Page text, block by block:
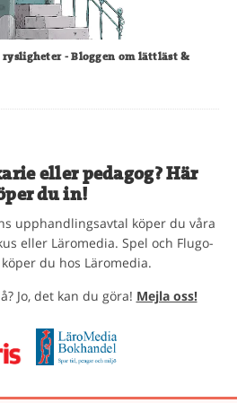
rysligheter- Bloggen om lättläst &
eller pedagog? Här
du in!
upphandlingsavtal köper du våra
eller Läromedia. Spel och Flugo-
du hos Läromedia.
Jo, det kan du göra! Mejla oss!